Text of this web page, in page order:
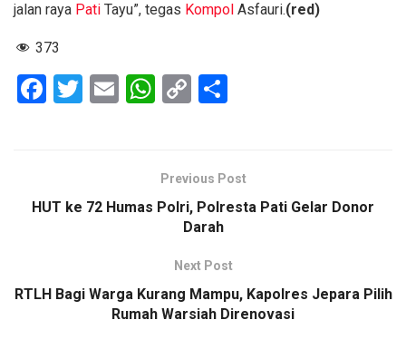
jalan raya Pati Tayu”, tegas Kompol Asfauri.(red)
373
F
o
T
E
W
s
A
C
Li
n
k
e
Previous Post
HUT ke 72 Humas Polri, Polresta Pati Gelar Donor
Darah
Next Post
RTLH Bagi Warga Kurang Mampu, Kapolres Jepara Pilih
Rumah Warsiah Direnovasi